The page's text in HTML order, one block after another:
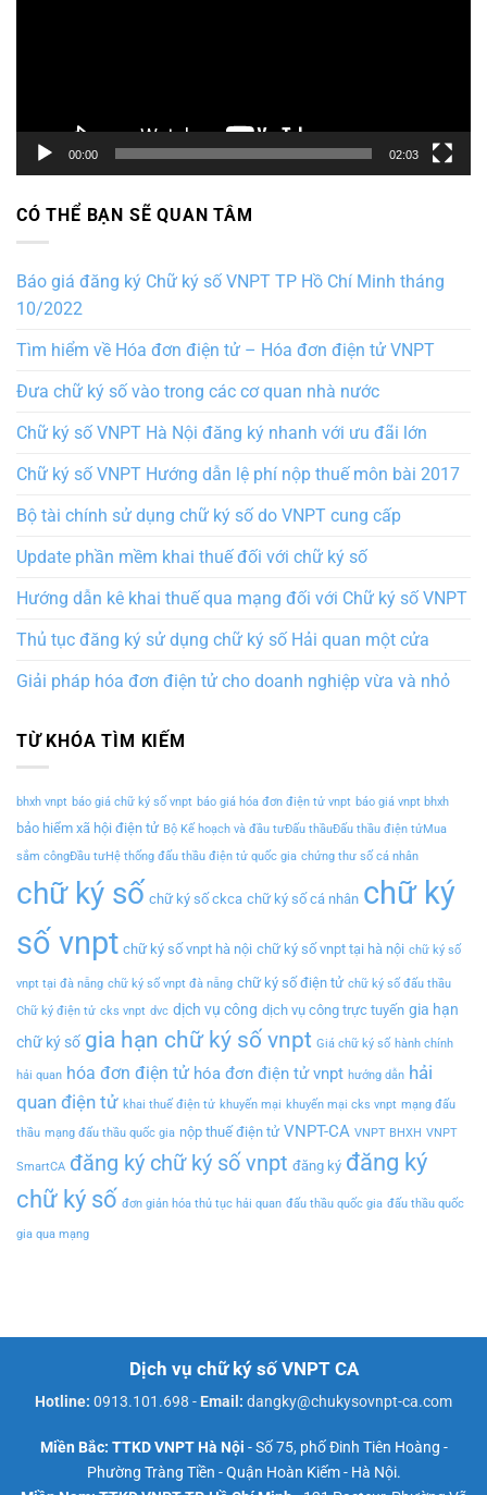
00:00 02:03
CÓ THỂ BẠN SẼ QUAN TÂM
Báo giá đăng ký Chữ ký số VNPT TP Hồ Chí Minh tháng
10/2022
Tìm hiểm về Hóa đơn điện tử – Hóa đơn điện tử VNPT
Đưa chữ ký số vào trong các cơ quan nhà nước
Chữ ký số VNPT Hà Nội đăng ký nhanh với ưu đãi lớn
Chữ ký số VNPT Hướng dẫn lệ phí nộp thuế môn bài 2017
Bộ tài chính sử dụng chữ ký số do VNPT cung cấp
Update phần mềm khai thuế đối với chữ ký số
Hướng dẫn kê khai thuế qua mạng đối với Chữ ký số VNPT
Thủ tục đăng ký sử dụng chữ ký số Hải quan một cửa
Giải pháp hóa đơn điện tử cho doanh nghiệp vừa và nhỏ
TỪ KHÓA TÌM KIẾM
bhxh vnpt báo giá chữ ký số vnpt báo giá hóa đơn điện tử vnpt báo giá vnpt bhxh
bảo hiểm xã hội điện tử Bộ Kế hoạch và đầu tưĐấu thầuĐấu thầu điện tửMua
sắm côngĐầu tưHệ thống đấu thầu điện tử quốc gia chứng thư số cá nhân
chữ ký số chữ ký số ckca chữ ký số cá nhân chữ ký
số vnpt chữ ký số vnpt hà nội chữ ký số vnpt tại hà nội chữ ký số
vnpt tại đà nẵng chữ ký số vnpt đà nẵng chữ ký số điện tử chữ ký số đấu thầu
Chữ ký điện tử cks vnpt dvc dịch vụ công dịch vụ công trực tuyến gia hạn
chữ ký số gia hạn chữ ký số vnpt Giá chữ ký số hành chính
hải quan hóa đơn điện tử hóa đơn điện tử vnpt hướng dẫn hải
quan điện tử khai thuế điện tử khuyến mại khuyến mại cks vnpt mạng đấu
thầu mạng đấu thầu quốc gia nộp thuế điện tử VNPT-CA VNPT BHXH VNPT
SmartCA đăng ký chữ ký số vnpt đăng ký đăng ký
chữ ký số đơn giản hóa thủ tục hải quan đấu thầu quốc gia đấu thầu quốc
gia qua mạng
Dịch vụ chữ ký số VNPT CA
Hotline: 0913.101.698 - Email: dangky@chukysovnpt-ca.com
Miền Bắc: TTKD VNPT Hà Nội - Số 75, phố Đinh Tiên Hoàng -
Phường Tràng Tiền - Quận Hoàn Kiếm - Hà Nội.